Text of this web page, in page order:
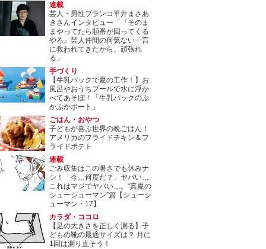
連載
芸人・男性ブランコ平井まさあ
きさんインタビュー「『そのま
まやってたら順番が回ってくる
やろ』芸人仲間の何気ない一言
に救われてきたから、頑張れ
る」
手づくり
【牛乳パックで夏の工作！】お
風呂やおうちプールで水に浮か
べてあそぼ！「牛乳パックのぷ
かぷかボート」
ごはん・おやつ
子どもが喜ぶ世界の晩ごはん！
アメリカのフライドチキン＆フ
ライドポテト
連載
ごみ収集はこの暑さでも休みナ
シ！「今…何度だ？」ヤバい…
これはマジでヤバい…。“真夏の
シューシューマン”篇【シューシ
ューマン・17】
カラダ・ココロ
【足の大きさを正しく測る】子
どもの靴の最適サイズは？ 月に
1回は測り直そう！